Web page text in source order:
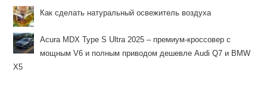
Как сделать натуральный освежитель воздуха
Acura MDX Type S Ultra 2025 – премиум-кроссовер с
мощным V6 и полным приводом дешевле Audi Q7 и BMW
X5